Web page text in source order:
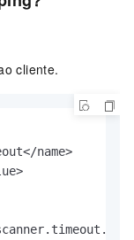
cliente.
name>